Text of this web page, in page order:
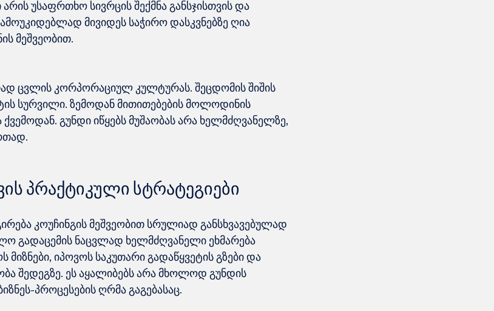
უსაფრთხო სივრცის შექმნა განსჯისთვის და
მივიდეს საჭირო დასკვნებზე ღია
ცვლის კორპორაციულ კულტურას. შეცდომის შიშის
სურვილი. ზემოდან მითითებების მოლოდინის
გუნდი იწყებს მუშაობას არა ხელმძღვანელზე,
პრაქტიკული სტრატეგიები
კოუჩინგის მეშვეობით სრულიად განსხვავებულად
გადაცემის ნაცვლად ხელმძღვანელი ეხმარება
იპოვოს საკუთარი გადაწყვეტის გზები და
შედეგზე. ეს აყალიბებს არა მხოლოდ გუნდის